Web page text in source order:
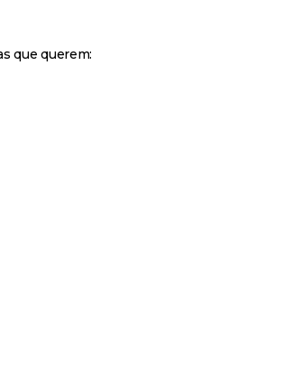
que querem: